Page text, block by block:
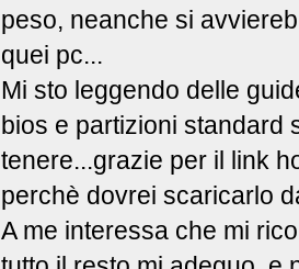
peso, neanche si
quei pc...
Mi sto leggendo delle
bios e partizioni standard
tenere...grazie per il link
perchè dovrei scaricarlo
A me interessa che mi